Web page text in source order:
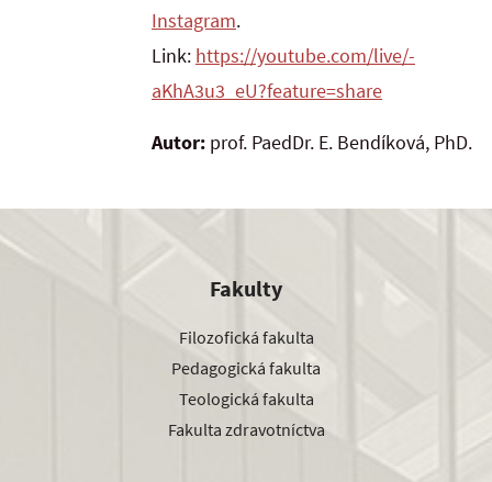
Instagram.
Link: https://youtube.com/live/-
aKhA3u3_eU?feature=share
Autor: prof. PaedDr. E. Bendíková, PhD.
Fakulty
Filozofická fakulta
Pedagogická fakulta
Teologická fakulta
Fakulta zdravotníctva